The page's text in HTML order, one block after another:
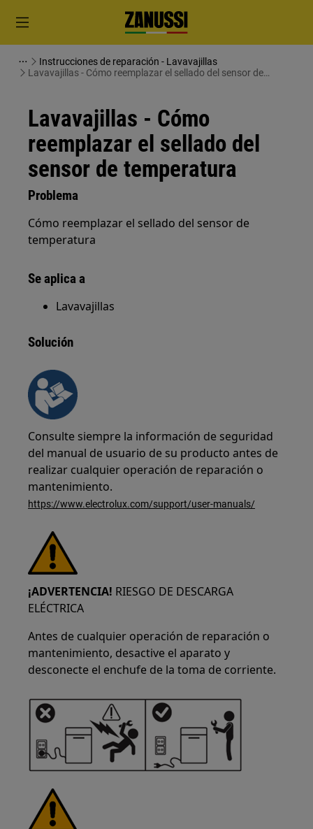
Instrucciones de reparación - Lavavajillas
Lavavajillas - Cómo reemplazar el sellado del sensor de
Lavavajillas - Cómo
reemplazar el sellado del
sensor de temperatura
Problema
Cómo reemplazar el sellado del sensor de
temperatura
Se aplica a
Lavavajillas
Solución
Consulte siempre la información de seguridad
del manual de usuario de su producto antes de
realizar cualquier operación de reparación o
mantenimiento.
https://www.electrolux.com/support/user-manuals/
¡ADVERTENCIA! RIESGO DE DESCARGA
ELÉCTRICA
Antes de cualquier operación de reparación o
mantenimiento, desactive el aparato y
desconecte el enchufe de la toma de corriente.